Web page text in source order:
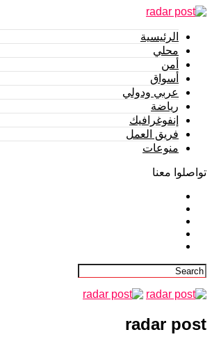
الرئيسية
محلي
أمن
أسواق
عربي ودولي
رياضة
إنفوغرافيك
فريق العمل
منوعات
تواصلوا معنا
radar post